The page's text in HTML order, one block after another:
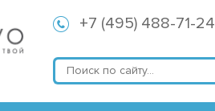
+7 (495) 488-71-24